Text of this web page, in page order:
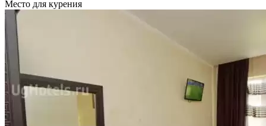
Место для курения